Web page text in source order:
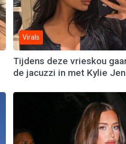
Virals
Tijdens deze vrieskou
de jacuzzi in met Kylie